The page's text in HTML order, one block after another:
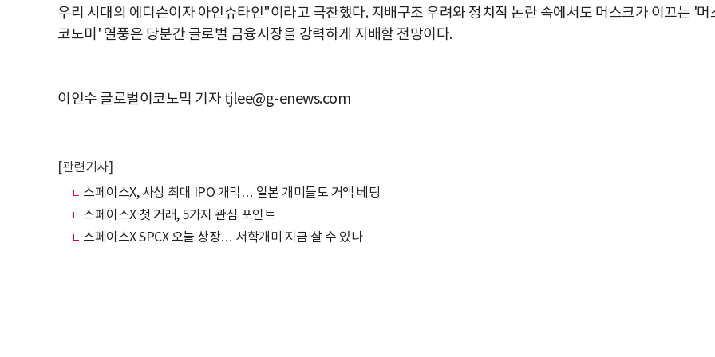
우리 시대의 에디슨이자 아인슈타인"이라고 극찬했다. 지배구조 우려와 정치적 논란 속에서도 머스크가 이끄는 '머
코노미' 열풍은 당분간 글로벌 금융시장을 강력하게 지배할 전망이다.
이인수 글로벌이코노믹 기자 tjlee@g-enews.com
[관련기사]
스페이스X, 사상 최대 IPO 개막… 일본 개미들도 거액 베팅
스페이스X 첫 거래, 5가지 관심 포인트
스페이스X SPCX 오늘 상장… 서학개미 지금 살 수 있나